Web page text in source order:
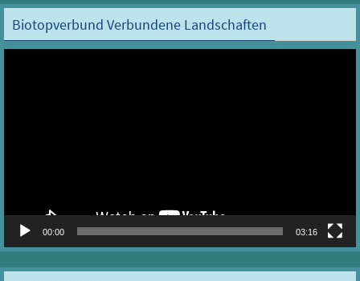
Biotopverbund Verbundene Landschaften
00:00 03:16